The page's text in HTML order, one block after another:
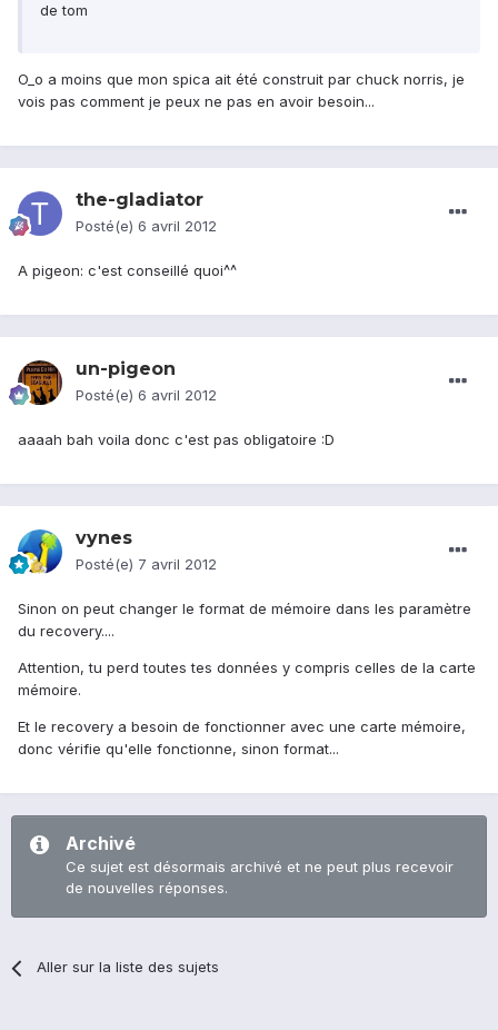
de tom
O_o a moins que mon spica ait été construit par chuck norris, je
vois pas comment je peux ne pas en avoir besoin...
the-gladiator
Posté(e) 6 avril 2012
A pigeon: c'est conseillé quoi^^
un-pigeon
Posté(e) 6 avril 2012
aaaah bah voila donc c'est pas obligatoire :D
vynes
Posté(e) 7 avril 2012
Sinon on peut changer le format de mémoire dans les paramètre
du recovery....
Attention, tu perd toutes tes données y compris celles de la carte
mémoire.
Et le recovery a besoin de fonctionner avec une carte mémoire,
donc vérifie qu'elle fonctionne, sinon format...
Archivé
Ce sujet est désormais archivé et ne peut plus recevoir
de nouvelles réponses.
Aller sur la liste des sujets